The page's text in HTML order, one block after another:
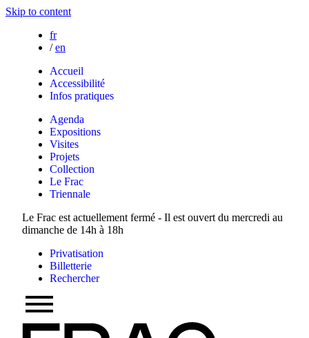
Skip to content
fr
/ en
Accueil
Accessibilité
Infos pratiques
Agenda
Expositions
Visites
Projets
Collection
Le Frac
Triennale
Le Frac est actuellement fermé - Il est ouvert du mercredi au
dimanche de 14h à 18h
Privatisation
Billetterie
Rechercher